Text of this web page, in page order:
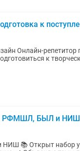
к
Онлайн-репетитор
к РФМШЛ, БЫЛ и НИШ